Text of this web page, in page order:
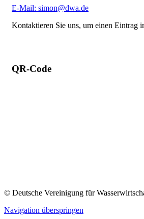
E-Mail: simon@dwa.de
Kontaktieren Sie uns, um einen Eintrag
QR-Code
© Deutsche Vereinigung für
Navigation überspringen